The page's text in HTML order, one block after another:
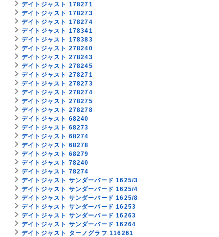
デイトジャスト 178271
デイトジャスト 178273
デイトジャスト 178274
デイトジャスト 178341
デイトジャスト 178383
デイトジャスト 278240
デイトジャスト 278243
デイトジャスト 278245
デイトジャスト 278271
デイトジャスト 278273
デイトジャスト 278274
デイトジャスト 278275
デイトジャスト 278278
デイトジャスト 68240
デイトジャスト 68273
デイトジャスト 68274
デイトジャスト 68278
デイトジャスト 68279
デイトジャスト 78240
デイトジャスト 78274
デイトジャスト サンダーバード 1625/3
デイトジャスト サンダーバード 1625/4
デイトジャスト サンダーバード 1625/8
デイトジャスト サンダーバード 16253
デイトジャスト サンダーバード 16263
デイトジャスト サンダーバード 16264
デイトジャスト ターノグラフ 116261